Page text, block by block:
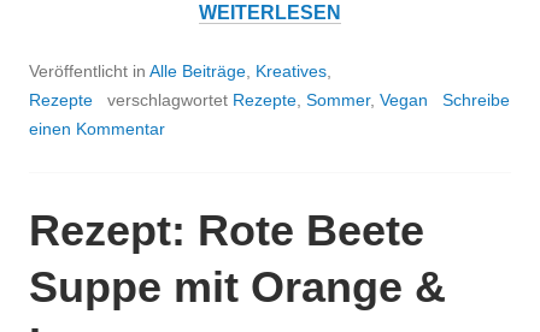
UNS
WEITERLESEN
Veröffentlicht in Alle Beiträge Kreatives
Rezepte
verschlagwortet Rezepte Sommer, Vegan
Schreibe
einen Kommentar
Rezept: Rote Beete
Suppe mit Orange &